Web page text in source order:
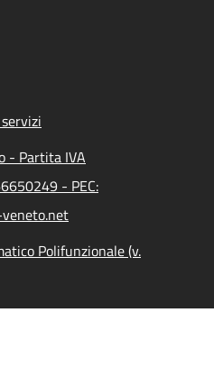
- Partita IVA
- PEC:
Polifunzionale (v.